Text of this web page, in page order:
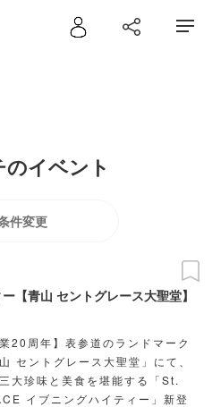
イベント
件変更
【青山 セントグレース大聖堂】
業20周年】表参道のランドマーク
山 セントグレース大聖堂」にて、
大珍味と美食を堪能する「St.
イブニングハイティー」新登